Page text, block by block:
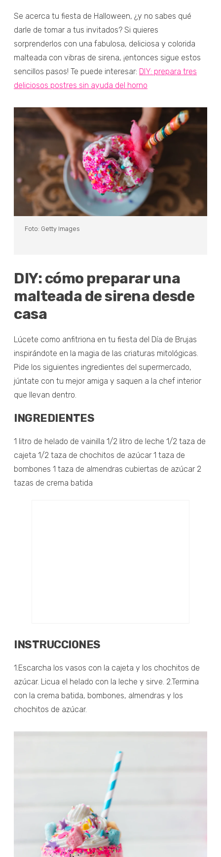
Se acerca tu fiesta de Halloween, ¿y no sabes qué
darle de tomar a tus invitados? Si quieres
sorprenderlos con una fabulosa, deliciosa y colorida
malteada con vibras de sirena, ¡entonces sigue estos
sencillos pasos! Te puede interesar: DIY: prepara tres
deliciosos postres sin ayuda del horno
Foto: Getty Images
DIY: cómo preparar una
malteada de sirena desde
casa
Lúcete como anfitriona en tu fiesta del Día de Brujas
inspirándote en la magia de las criaturas mitológicas.
Pide los siguientes ingredientes del supermercado,
júntate con tu mejor amiga y saquen a la chef interior
que llevan dentro.
INGREDIENTES
1 litro de helado de vainilla 1/2 litro de leche 1/2 taza de
cajeta 1/2 taza de chochitos de azúcar 1 taza de
bombones 1 taza de almendras cubiertas de azúcar 2
tazas de crema batida
INSTRUCCIONES
1.Escarcha los vasos con la cajeta y los chochitos de
azúcar. Licua el helado con la leche y sirve. 2.Termina
con la crema batida, bombones, almendras y los
chochitos de azúcar.